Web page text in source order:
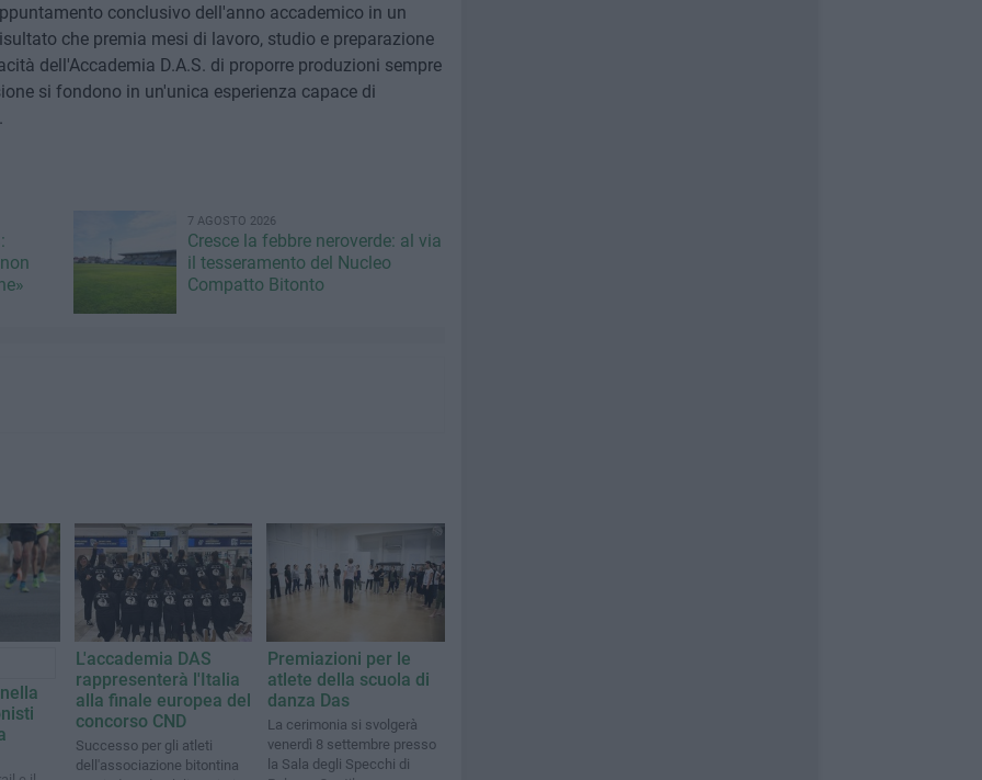
conclusivo dell'anno accademico in un
che premia mesi di lavoro, studio e preparazione
dell'Accademia D.A.S. di proporre produzioni sempre
si fondono in un'unica esperienza capace di
7 AGOSTO 2026
Cresce la febbre neroverde: al via
il tesseramento del Nucleo
Compatto Bitonto
L'accademia DAS
rappresenterà l'Italia
alla finale europea del
concorso CND
Successo per gli atleti
dell'associazione bitontina
Premiazioni per le
atlete della scuola di
danza Das
La cerimonia si svolgerà
venerdì 8 settembre presso
la Sala degli Specchi di